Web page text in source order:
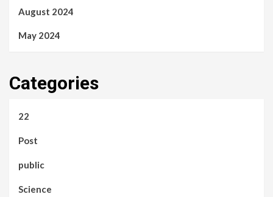
August 2024
May 2024
Categories
22
Post
public
Science